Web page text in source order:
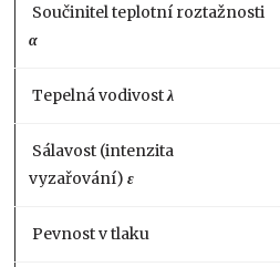
Součinitel teplotní roztažnosti
α
Tepelná vodivostλ
Sálavost (intenzita
vyzařování)ε
Pevnost v tlaku